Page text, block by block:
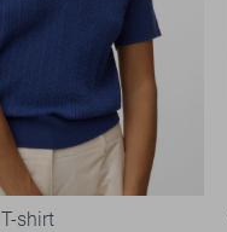
shirt